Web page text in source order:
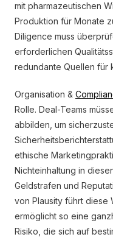
mit pharmazeutischen
Produktion für Monate
Diligence muss
erforderlichen
redundante Quellen für
Organisation &
Rolle. Deal-Teams
abbilden, um
ethische
Nichteinhaltung in
Geldstrafen und
von Plausity führt diese
ermöglicht so eine
Risiko, die sich auf